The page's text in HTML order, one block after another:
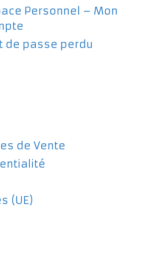
Personnel – Mon
de passe perdu
de Vente
(UE)